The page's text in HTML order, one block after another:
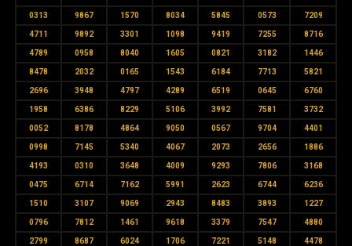
0313 9867 1570 8034 5845 0573 7209
4711 9892 3301 1098 9419 7255 8716
4789 0958 8040 1605 0821 3182 1446
8478 2032 0165 1543 6184 7713 5821
2696 3948 4797 4289 6519 0645 6760
1958 6386 8229 5106 3992 7581 3732
0052 8178 4864 9050 0567 9704 4401
0998 7145 5340 4067 2073 2656 1886
4193 0310 3648 4009 9293 7806 3168
0475 6714 7162 5991 2623 6744 6236
1510 3107 9069 2943 8483 3893 1227
0796 7812 1461 9618 3379 7547 4880
2799 8687 6024 1706 7221 5148 4478